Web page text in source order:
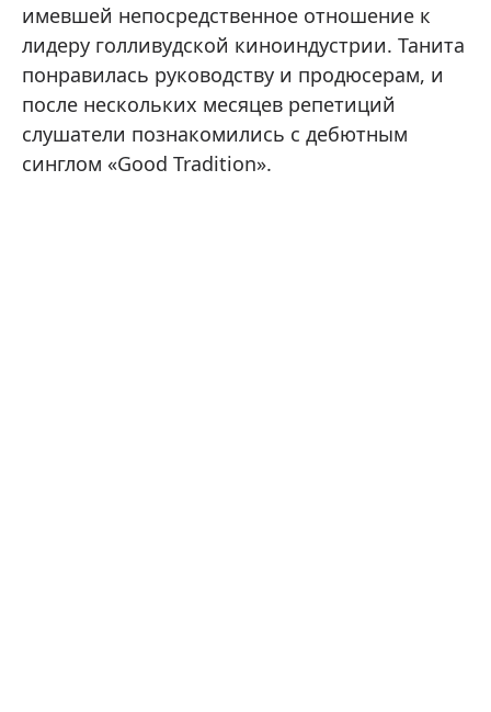
имевшей непосредственное отношение к
лидеру голливудской киноиндустрии. Танита
понравилась руководству и продюсерам, и
после нескольких месяцев репетиций
слушатели познакомились с дебютным
синглом «Good Tradition».